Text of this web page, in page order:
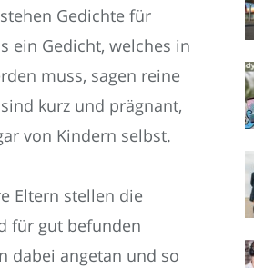
Gedichte für
ein Gedicht, welches in
muss, sagen reine
kurz und prägnant,
von Kindern selbst.
Eltern stellen die
für gut befunden
dabei angetan und so